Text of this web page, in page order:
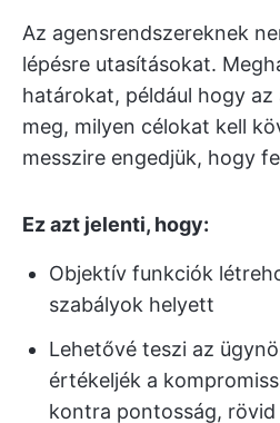
Az agensrendszereknek
lépésre utasításokat.
határokat, például hogy
meg, milyen célokat kell
messzire engedjük, hogy
Ez azt jelenti, hogy:
Objektív funkciók
szabályok helyett
Lehetővé teszi az
értékeljék a
kontra pontosság,